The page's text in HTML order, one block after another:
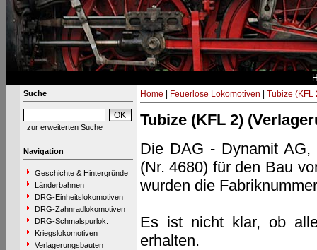
Suche
zur erweiterten Suche
Navigation
Geschichte & Hintergründe
Länderbahnen
DRG-Einheitslokomotiven
DRG-Zahnradlokomotiven
DRG-Schmalspurlok.
Kriegslokomotiven
Verlagerungsbauten
Home Feuerlose Lokomotiven Tubize (KFL
Tubize (KFL 2)
Die DAG - Dynamit AG,
(Nr. 4680) für den Bau
wurden die
Es ist nicht klar, ob
erhalten.